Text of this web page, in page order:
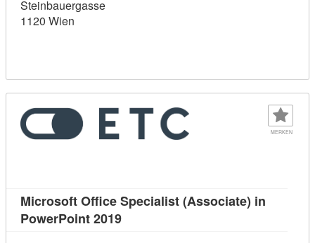
Steinbauergasse
1120 Wien
MERKEN
Microsoft Office Specialist (Associate) in
PowerPoint 2019Kursdetail: Microsoft Office